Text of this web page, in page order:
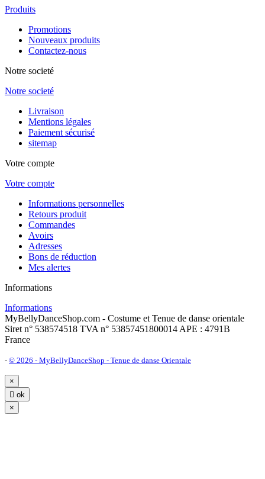
Produits
Promotions
Nouveaux produits
Contactez-nous
Notre societé
Notre societé
Livraison
Mentions légales
Paiement sécurisé
sitemap
Votre compte
Votre compte
Informations personnelles
Retours produit
Commandes
Avoirs
Adresses
Bons de réduction
Mes alertes
Informations
Informations
MyBellyDanceShop.com - Costume et Tenue de danse orientale
Siret n° 538574518 TVA n° 53857451800014 APE : 4791B
France
- © 2026 - MyBellyDanceShop - Tenue de danse Orientale
×
 ok
×